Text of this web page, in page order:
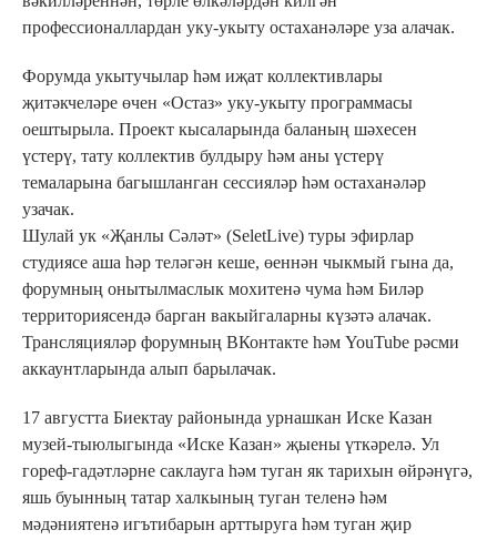
профессионаллардан уку-укыту остаханәләре уза алачак.
Форумда укытучылар һәм иҗат коллективлары
җитәкчеләре өчен «Остаз» уку-укыту программасы
оештырыла. Проект кысаларында баланың шәхесен
үстерү, тату коллектив булдыру һәм аны үстерү
темаларына багышланган сессияләр һәм остаханәләр
узачак.
Шулай ук «Җанлы Сәләт» (SeletLive) туры эфирлар
студиясе аша һәр теләгән кеше, өеннән чыкмый гына да,
форумның онытылмаслык мохитенә чума һәм Биләр
территориясендә барган вакыйгаларны күзәтә алачак.
Трансляцияләр форумның ВКонтакте һәм YouTube рәсми
аккаунтларында алып барылачак.
17 августта Биектау районында урнашкан Иске Казан
музей-тыюлыгында «Иске Казан» җыены үткәрелә. Ул
гореф-гадәтләрне саклауга һәм туган як тарихын өйрәнүгә,
яшь буынның татар халкының туган теленә һәм
мәдәниятенә игътибарын арттыруга һәм туган җир